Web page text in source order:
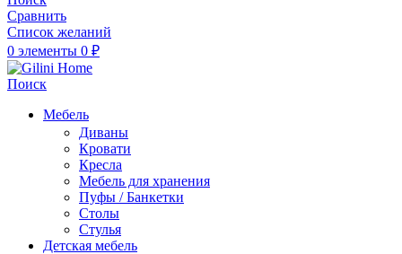
Сравнить
Список желаний
0 элементы 0 ₽
Поиск
Мебель
Диваны
Кровати
Кресла
Мебель для хранения
Пуфы / Банкетки
Столы
Стулья
Детская мебель